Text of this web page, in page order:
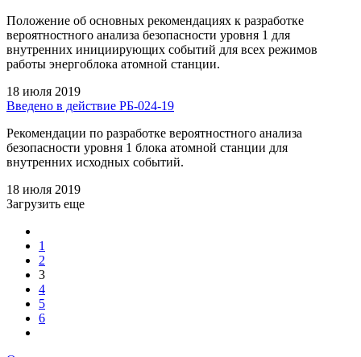
Положение об основных рекомендациях к разработке
вероятностного анализа безопасности уровня 1 для
внутренних инициирующих событий для всех режимов
работы энергоблока атомной станции.
18 июля 2019
Введено в действие РБ-024-19
Рекомендации по разработке вероятностного анализа
безопасности уровня 1 блока атомной станции для
внутренних исходных событий.
18 июля 2019
Загрузить еще
1
2
3
4
5
6